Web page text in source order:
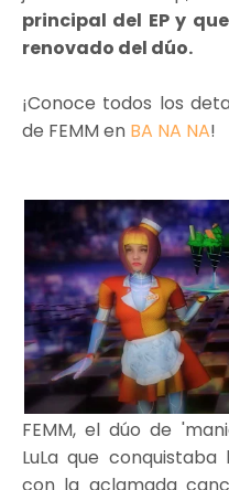
principal del EP y
renovado del dúo.
¡Conoce todos los
de FEMM en BA NA NA!
FEMM, el dúo de
LuLa que